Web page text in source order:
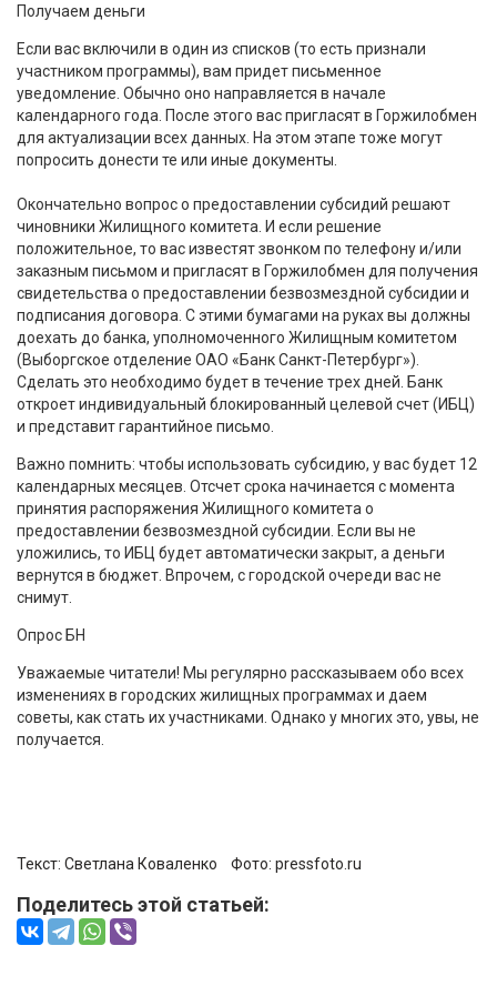
Получаем деньги
Если вас включили в один из списков (то есть признали
участником программы), вам придет письменное
уведомление. Обычно оно направляется в начале
календарного года. После этого вас пригласят в Горжилобмен
для актуализации всех данных. На этом этапе тоже могут
попросить донести те или иные документы.
Окончательно вопрос о предоставлении субсидий решают
чиновники Жилищного комитета. И если решение
положительное, то вас известят звонком по телефону и/или
заказным письмом и пригласят в Горжилобмен для получения
свидетельства о предоставлении безвозмездной субсидии и
подписания договора. С этими бумагами на руках вы должны
доехать до банка, уполномоченного Жилищным комитетом
(Выборгское отделение ОАО «Банк Санкт-Петербург»).
Сделать это необходимо будет в течение трех дней. Банк
откроет индивидуальный блокированный целевой счет (ИБЦ)
и представит гарантийное письмо.
Важно помнить: чтобы использовать субсидию, у вас будет 12
календарных месяцев. Отсчет срока начинается с момента
принятия распоряжения Жилищного комитета о
предоставлении безвозмездной субсидии. Если вы не
уложились, то ИБЦ будет автоматически закрыт, а деньги
вернутся в бюджет. Впрочем, с городской очереди вас не
снимут.
Опрос БН
Уважаемые читатели! Мы регулярно рассказываем обо всех
изменениях в городских жилищных программах и даем
советы, как стать их участниками. Однако у многих это, увы, не
получается.
Текст: Светлана Коваленко Фото: pressfoto.ru
Поделитесь этой статьей: